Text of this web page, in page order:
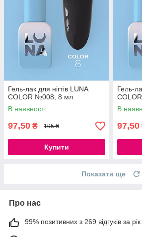
Гель-лак для нігтів LUNA
COLOR №008, 8 мл
В наявності
97,50 ₴ 195 ₴
Купити
Гель-
В
97,50
Показати ще
Про нас
99% позитивних з 269 відгуків за рік